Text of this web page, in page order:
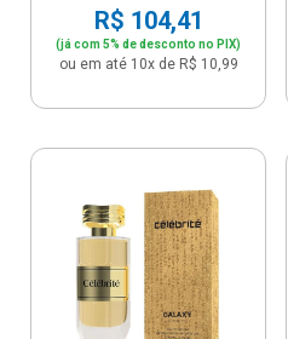
R$ 104,41
(já com 5% de desconto no PIX)
ou em até 10x de R$ 10,99